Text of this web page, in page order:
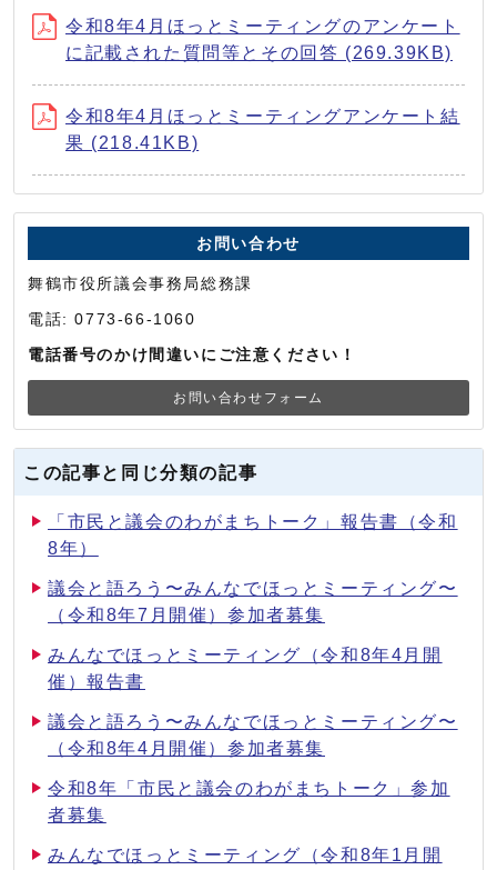
令和8年4月ほっとミーティングのアンケート
に記載された質問等とその回答 (269.39KB)
令和8年4月ほっとミーティングアンケート結
果 (218.41KB)
お問い合わせ
舞鶴市役所議会事務局総務課
電話: 0773-66-1060
電話番号のかけ間違いにご注意ください！
お問い合わせフォーム
この記事と同じ分類の記事
「市民と議会のわがまちトーク」報告書（令和
8年）
議会と語ろう〜みんなでほっとミーティング〜
（令和8年7月開催）参加者募集
みんなでほっとミーティング（令和8年4月開
催）報告書
議会と語ろう〜みんなでほっとミーティング〜
（令和8年4月開催）参加者募集
令和8年「市民と議会のわがまちトーク」参加
者募集
みんなでほっとミーティング（令和8年1月開